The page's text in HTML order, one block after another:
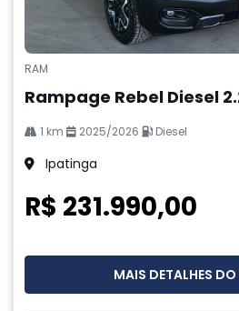
RAM
Rampage Rebel Diesel
1 km 2025/2026 Diesel
Ipatinga
R$ 231.990,00
MAIS DETALHES